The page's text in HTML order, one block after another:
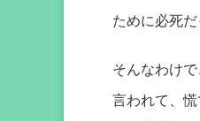
ために必死だ
そんなわけ
言われて、